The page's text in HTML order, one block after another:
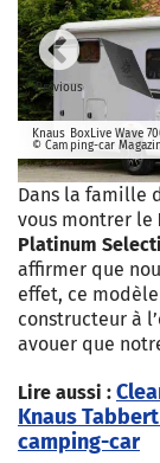
Previous
Knaus BoxLive Wave
© Camping-car
Dans la famille
vous montrer le
Platinum
affirmer que
effet, ce
constructeur à
avouer que
Lire aussi :
Knaus
camping-car